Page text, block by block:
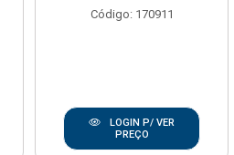
Código: 170911
LOGIN P/ VER
PREÇO